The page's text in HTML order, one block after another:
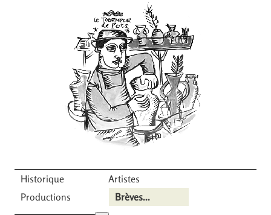
Historique
Artistes
Productions
Brèves...